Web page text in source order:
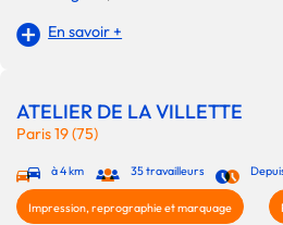
En savoir +
ATELIER DE LA VILLETTE
Paris 19 (75)
à 4 km 35 travailleurs
Impression, reprographie et marquage